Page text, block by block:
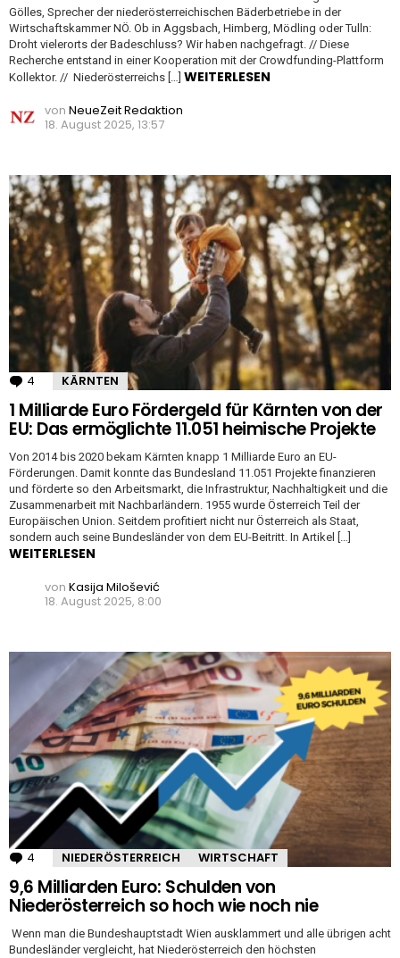
Gölles, Sprecher der niederösterreichischen Bäderbetriebe in der
Wirtschaftskammer NÖ. Ob in Aggsbach, Himberg, Mödling oder Tulln:
Droht vielerorts der Badeschluss? Wir haben nachgefragt. // Diese
Recherche entstand in einer Kooperation mit der Crowdfunding-Plattform
Kollektor. // Niederösterreichs […] WEITERLESEN
von NeueZeit Redaktion
18. August 2025, 13:57
4 Kommentare
KÄRNTEN
1 Milliarde Euro Fördergeld für Kärnten von der
EU: Das ermöglichte 11.051 heimische Projekte
Von 2014 bis 2020 bekam Kärnten knapp 1 Milliarde Euro an EU-
Förderungen. Damit konnte das Bundesland 11.051 Projekte finanzieren
und förderte so den Arbeitsmarkt, die Infrastruktur, Nachhaltigkeit und die
Zusammenarbeit mit Nachbarländern. 1955 wurde Österreich Teil der
Europäischen Union. Seitdem profitiert nicht nur Österreich als Staat,
sondern auch seine Bundesländer von dem EU-Beitritt. In Artikel […]
WEITERLESEN
von Kasija Milošević
18. August 2025, 8:00
4 Kommentare
NIEDERÖSTERREICH WIRTSCHAFT
9,6 Milliarden Euro: Schulden von
Niederösterreich so hoch wie noch nie
Wenn man die Bundeshauptstadt Wien ausklammert und alle übrigen acht
Bundesländer vergleicht, hat Niederösterreich den höchsten